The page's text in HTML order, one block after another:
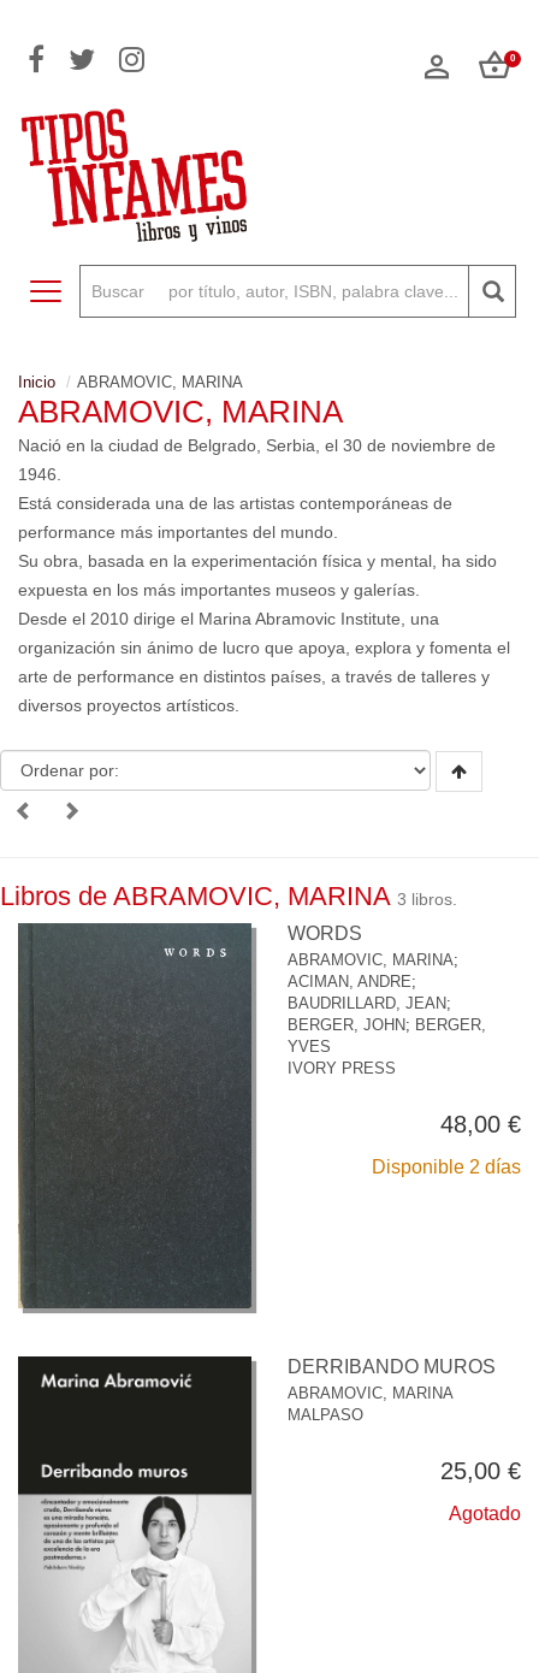
0
Toggle navigation
Inicio ABRAMOVIC, MARINA
ABRAMOVIC, MARINA
Nació en la ciudad de Belgrado, Serbia, el 30 de noviembre de
1946.
Está considerada una de las artistas contemporáneas de
performance más importantes del mundo.
Su obra, basada en la experimentación física y mental, ha sido
expuesta en los más importantes museos y galerías.
Desde el 2010 dirige el Marina Abramovic Institute, una
organización sin ánimo de lucro que apoya, explora y fomenta el
arte de performance en distintos países, a través de talleres y
diversos proyectos artísticos.
Libros de ABRAMOVIC, MARINA 3 libros.
WORDS
ABRAMOVIC, MARINA;
ACIMAN, ANDRE;
BAUDRILLARD, JEAN ;
BERGER, JOHN ; BERGER,
YVES
IVORY PRESS
48,00 €
Disponible 2 días
DERRIBANDO MUROS
ABRAMOVIC, MARINA
MALPASO
25,00 €
Agotado